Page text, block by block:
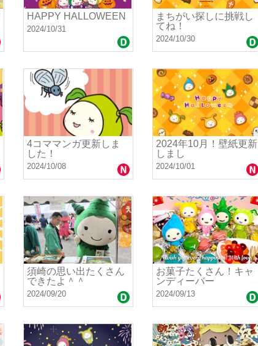
HAPPY HALLOWEEN
2024/10/31
まちがい探しに挑戦し
てね！
2024/10/30
4コママンガ更新しま
した！
2024/10/08
2024年10月！壁紙更新
しまし
2024/10/01
須崎の思い出たくさん
できたよ＾＾
2024/09/20
お菓子たくさん！キャ
ンディーバー
2024/09/13